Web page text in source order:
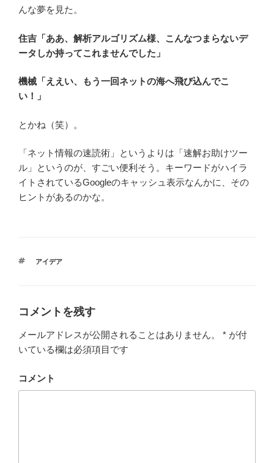
んな夢を見た。
住吉「ああ、解析アルゴリズム様、こんなつまらないデ
ータしか持ってこれませんでした」
機械「ええい、もう一回ネットの海へ飛び込んでこ
い！」
とかね（笑）。
「ネット情報の速読術」というよりは「速解お助けツー
ル」というのが、すごい便利そう。キーワードがハイラ
イトされているGoogleのキャッシュ表示なんかに、その
ヒントがあるのかな。
タ
アイデア
コメントを残す
メールアドレスが公開されることはありません。 * が付
いている欄は必須項目です
コメント